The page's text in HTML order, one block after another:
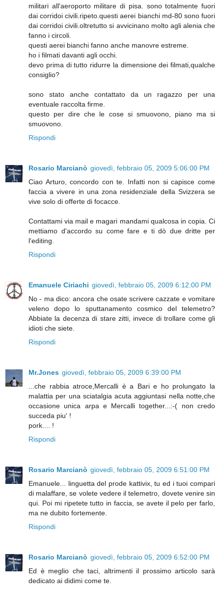
militari all'aeroporto militare di pisa. sono totalmente fuori
dai corridoi civili.ripeto.questi aerei bianchi md-80 sono fuori
dai corridoi civili.oltretutto si avvicinano molto agli alenia che
fanno i circoli.
questi aerei bianchi fanno anche manovre estreme.
ho i filmati davanti agli occhi.
devo prima di tutto ridurre la dimensione dei filmati,qualche
consiglio?
sono stato anche contattato da un ragazzo per una
eventuale raccolta firme.
questo per dire che le cose si smuovono, piano ma si
smuovono.
Rispondi
Rosario Marcianò giovedì, febbraio 05, 2009 5:06:00 PM
Ciao Arturo, concordo con te. Infatti non si capisce come
faccia a vivere in una zona residenziale della Svizzera se
vive solo di offerte di focacce.
Contattami via mail e magari mandami qualcosa in copia. Ci
mettiamo d'accordo su come fare e ti dò due dritte per
l'editing.
Rispondi
Emanuele Ciriachi giovedì, febbraio 05, 2009 6:12:00 PM
No - ma dico: ancora che osate scrivere cazzate e vomitare
veleno dopo lo sputtanamento cosmico del telemetro?
Abbiate la decenza di stare zitti, invece di trollare come gli
idioti che siete.
Rispondi
Mr.Jones giovedì, febbraio 05, 2009 6:39:00 PM
...che rabbia atroce,Mercalli è a Bari e ho prolungato la
malattia per una sciatalgia acuta aggiuntasi nella notte,che
occasione unica arpa e Mercalli together...:-( non credo
succeda piu' !
pork.... !
Rispondi
Rosario Marcianò giovedì, febbraio 05, 2009 6:51:00 PM
Emanuele... linguetta del prode kattivix, tu ed i tuoi compari
di malaffare, se volete vedere il telemetro, dovete venire sin
qui. Poi mi ripetete tutto in faccia, se avete il pelo per farlo,
ma ne dubito fortemente.
Rispondi
Rosario Marcianò giovedì, febbraio 05, 2009 6:52:00 PM
Ed è meglio che taci, altrimenti il prossimo articolo sarà
dedicato ai didimi come te.